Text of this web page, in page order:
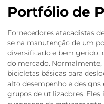
Portfólio de
Fornecedores atacadistas
se na manutenção de um
diversificado e bem gerido,
do mercado.
bicicletas básicas para
alto desempenho e designs
grupos de utilizadores.